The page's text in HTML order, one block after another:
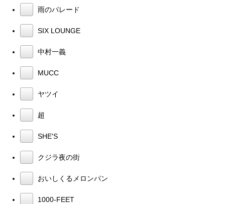
雨のパレード
SIX LOUNGE
中村一義
MUCC
ヤツイ
超
SHE'S
クジラ夜の街
おいしくるメロンパン
1000-FEET